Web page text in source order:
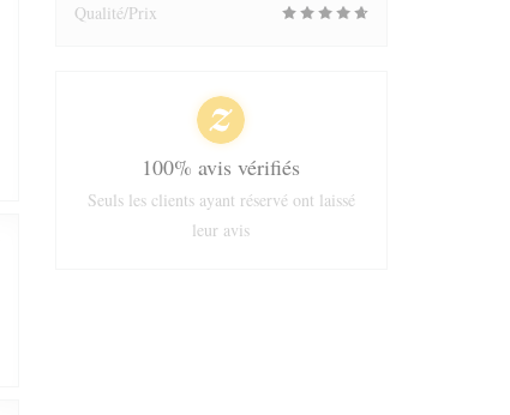
Qualité/Prix
100% avis vérifiés
Seuls les clients ayant réservé ont laissé
leur avis